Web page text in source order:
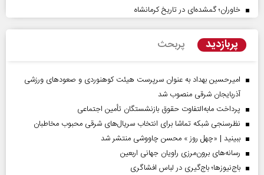
خاوران؛ گمشده‌ای در تاریخ کرمانشاه
پربازدید پربحث
امیرحسین بهداد به عنوان سرپرست هیئت کوهنوردی و صعودهای ورزشی
آذربایجان شرقی منصوب شد
پرداخت مابه‌التفاوت حقوق بازنشستگان تأمین اجتماعی
نظرسنجی شبکه تماشا برای انتخاب سریال‌های شرقی محبوب مخاطبان
ببینید | «چهل روز » محسن چاووشی منتشر شد
رسانه‌های برون‌مرزی راویان جهانی اربعین
باج‌نیوزها؛ باج‌گیری در لباس افشاگری